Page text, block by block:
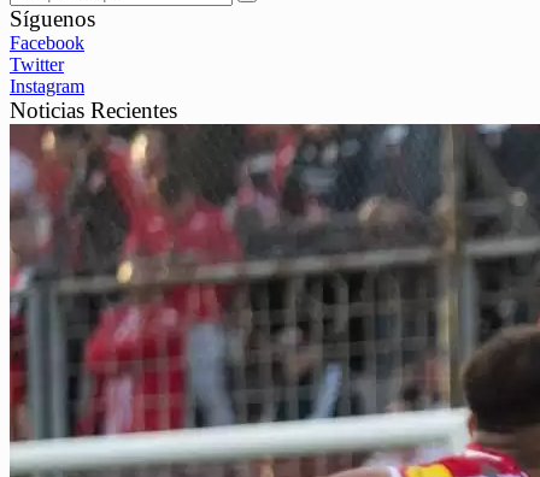
Síguenos
Facebook
Twitter
Instagram
Noticias Recientes